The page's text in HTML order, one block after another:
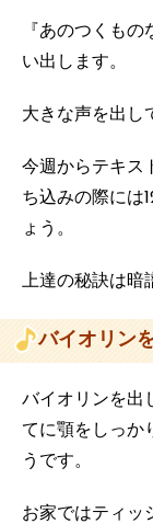
『あのつくも
い出します。
大きな声を出し
今週からテキス
ち込みの際には
ょう。
上達の秘訣は暗
バイオリン
バイオリンを出
てに顎をしっか
うです。
お家ではティッ